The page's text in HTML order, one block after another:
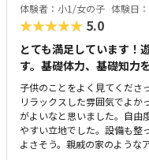
体験者：小1/女の子 体験日
★★★★★ 5.0
とても満足しています！
す。基礎体力、基礎知力
子供のことをよく見てくださ
リラックスした雰囲気でよか
がよいなと思いました。自由
やすい立地でした。設備も整
よさそう。親戚の家のような